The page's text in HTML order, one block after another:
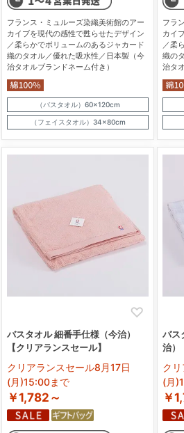
フランス・ミュルーズ染織美術館のアー
カイブを現代の感性で甦らせたデザイン
／柔らかでボリュームのあるジャカード
織のタオル／優れた吸水性／日本製（今
治タオルブランドネーム付き）
（バスタオル）60×120cm
（フェイスタオル）34×80cm
フラ
カイ
／柔
織の
治タ
バスタオル 細番手仕様（今治）
【クリアランスセール】
クリアランスセール8月17日
(月)15:00まで
￥1,782～
バス
治）
ク
(月
￥